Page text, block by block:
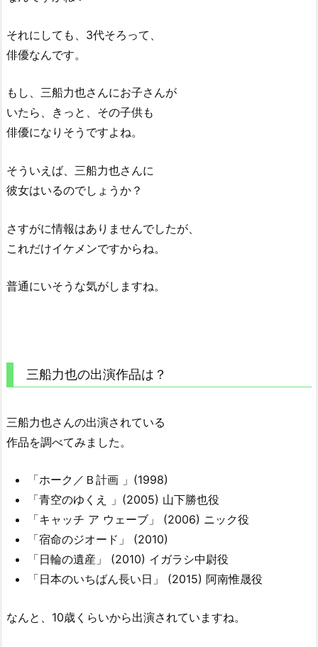
それにしても、3代そろって、
俳優なんです。
もし、三船力也さんにお子さんが
いたら、きっと、その子供も
俳優になりそうですよね。
そういえば、三船力也さんに
彼女はいるのでしょうか？
さすがに情報はありませんでしたが、
これだけイケメンですからね。
普通にいそうな気がしますね。
三船力也の出演作品は？
三船力也さんの出演されている
作品を調べてみました。
「ホーク／Ｂ計画 」(1998)
「青空のゆくえ 」(2005) 山下勝也役
「キャッチ ア ウェーブ」 (2006) ニック役
「宿命のジオード」 (2010)
「日輪の遺産」 (2010) イガラシ中尉役
「日本のいちばん長い日」 (2015) 阿南惟晟役
なんと、10歳くらいから出演されていますね。